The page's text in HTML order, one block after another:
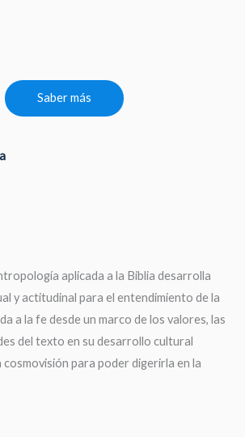
Saber más
aplicada a la Biblia desarrolla
y actitudinal para el entendimiento de la
a la fe desde un marco de los valores, las
del texto en su desarrollo cultural
para poder digerirla en la